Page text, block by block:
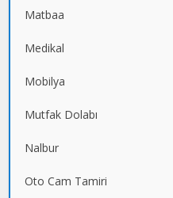
Matbaa
Medikal
Mobilya
Mutfak Dolabı
Nalbur
Oto Cam Tamiri